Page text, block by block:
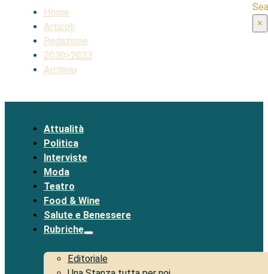
Home
Articoli
Redazione
2020>2023
Archivio
×
Attualità
Politica
Interviste
Moda
Teatro
Food & Wine
Salute e Benessere
Rubriche
Editoriale